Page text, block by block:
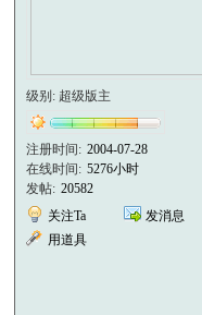
级别: 超级版主
注册时间: 2004-07-28
在线时间: 5276小时
发帖: 20582
关注Ta
发消息
用道具